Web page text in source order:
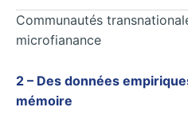
Communautés
microfianance
2 – Des données
mémoire